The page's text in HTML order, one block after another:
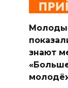
знают